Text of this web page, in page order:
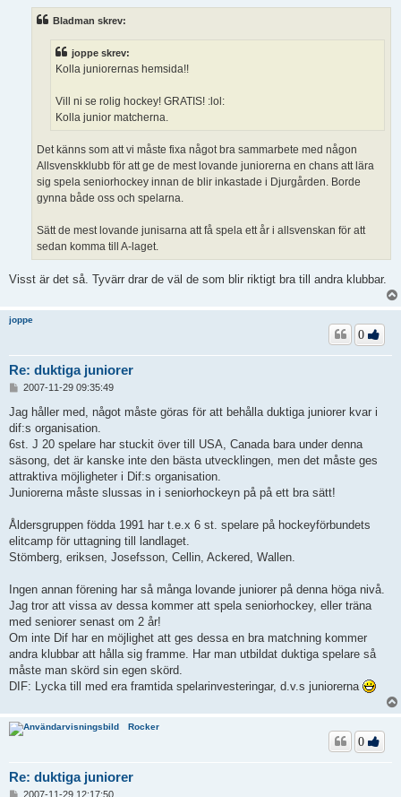
Bladman skrev:
joppe skrev:
Kolla juniorernas hemsida!!
Vill ni se rolig hockey! GRATIS! :lol:
Kolla junior matcherna.
Det känns som att vi måste fixa något bra sammarbete med någon
Allsvenskklubb för att ge de mest lovande juniorerna en chans att lära
sig spela seniorhockey innan de blir inkastade i Djurgården. Borde
gynna både oss och spelarna.
Sätt de mest lovande junisarna att få spela ett år i allsvenskan för att
sedan komma till A-laget.
Visst är det så. Tyvärr drar de väl de som blir riktigt bra till andra klubbar.
joppe
Re: duktiga juniorer
0
l
ä
g
g
2007-11-29 09:35:49
Jag håller med, något måste göras för att behålla duktiga juniorer kvar i
dif:s organisation.
6st. J 20 spelare har stuckit över till USA, Canada bara under denna
säsong, det är kanske inte den bästa utvecklingen, men det måste ges
attraktiva möjligheter i Dif:s organisation.
Juniorerna måste slussas in i seniorhockeyn på på ett bra sätt!
Åldersgruppen födda 1991 har t.e.x 6 st. spelare på hockeyförbundets
elitcamp för uttagning till landlaget.
Stömberg, eriksen, Josefsson, Cellin, Ackered, Wallen.
Ingen annan förening har så många lovande juniorer på denna höga nivå.
Jag tror att vissa av dessa kommer att spela seniorhockey, eller träna
med seniorer senast om 2 år!
Om inte Dif har en möjlighet att ges dessa en bra matchning kommer
andra klubbar att hålla sig framme. Har man utbildat duktiga spelare så
måste man skörd sin egen skörd.
DIF: Lycka till med era framtida spelarinvesteringar, d.v.s juniorerna
Rocker
Re: duktiga juniorer
0
2007-11-29 12:17:50